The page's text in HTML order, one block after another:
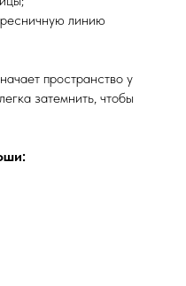
линию
пространство у
затемнить, чтобы